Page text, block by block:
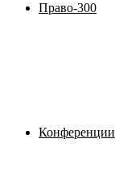
Право-300
Конференции